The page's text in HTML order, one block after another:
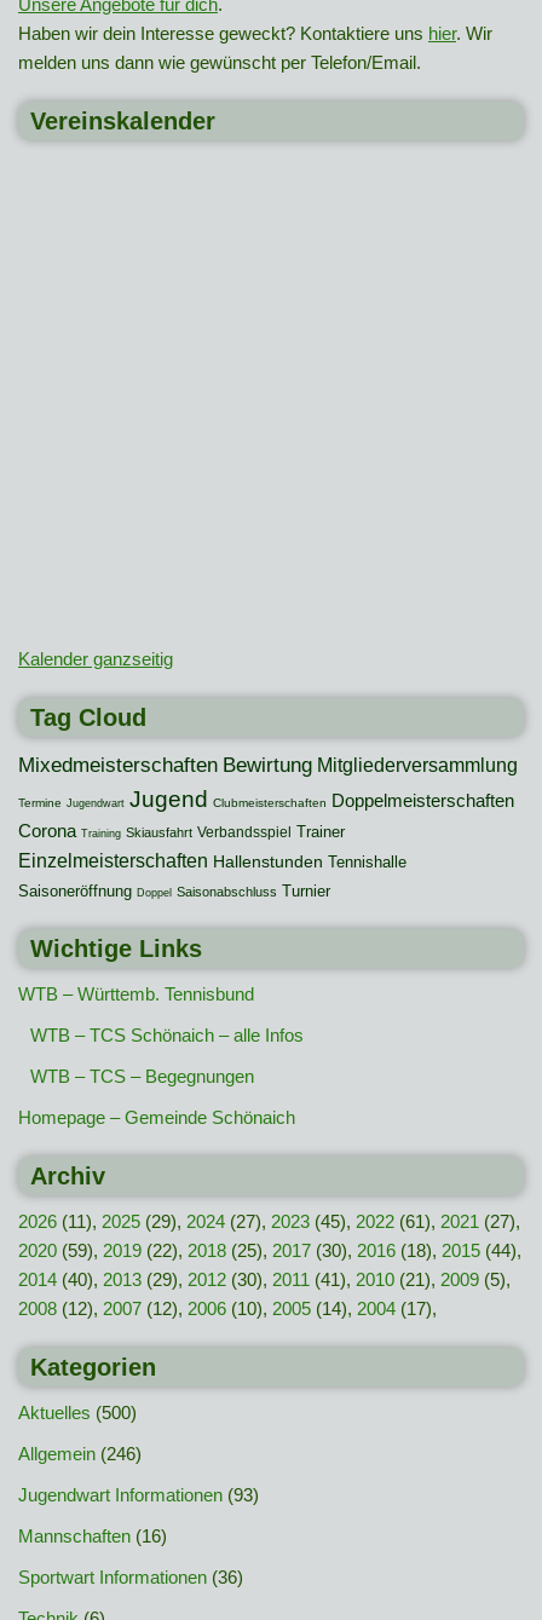
Unsere Angebote für dich.
Haben wir dein Interesse geweckt? Kontaktiere uns hier. Wir
melden uns dann wie gewünscht per Telefon/Email.
Vereinskalender
Kalender ganzseitig
Tag Cloud
Mixedmeisterschaften Bewirtung Mitgliederversammlung
Termine Jugendwart Jugend Clubmeisterschaften
Doppelmeisterschaften
Corona Training Skiausfahrt Verbandsspiel Trainer
Einzelmeisterschaften Hallenstunden Tennishalle
Saisoneröffnung Doppel Saisonabschluss Turnier
Wichtige Links
WTB – Württemb. Tennisbund
WTB – TCS Schönaich – alle Infos
WTB – TCS – Begegnungen
Homepage – Gemeinde Schönaich
Archiv
2026 (11), 2025 (29), 2024 (27), 2023 (45), 2022 (61), 2021 (27),
2020 (59), 2019 (22), 2018 (25), 2017 (30), 2016 (18), 2015 (44),
2014 (40), 2013 (29), 2012 (30), 2011 (41), 2010 (21), 2009 (5),
2008 (12), 2007 (12), 2006 (10), 2005 (14), 2004 (17),
Kategorien
Aktuelles (500)
Allgemein (246)
Jugendwart Informationen (93)
Mannschaften (16)
Sportwart Informationen (36)